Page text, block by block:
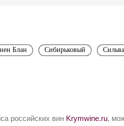
Блан Сибирьковый
российских вин Krymwine.ru,